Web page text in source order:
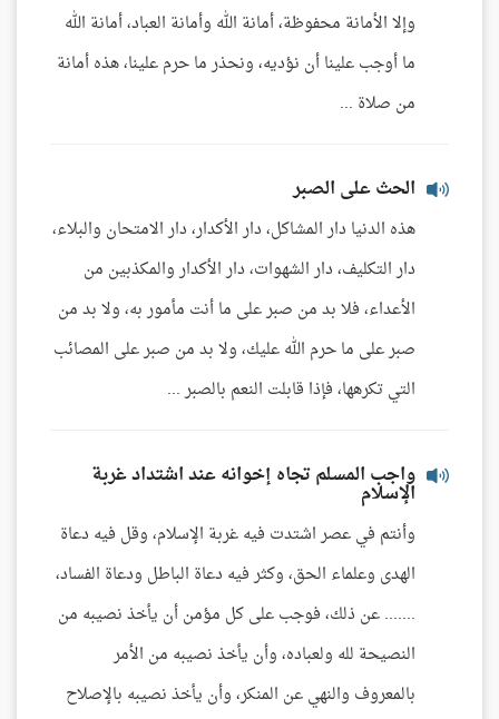
وإلا الأمانة محفوظة، أمانة الله وأمانة العباد، أمانة الله
ما أوجب علينا أن نؤديه، ونحذر ما حرم علينا، هذه أمانة
من صلاة ...
الحث على الصبر
هذه الدنيا دار المشاكل، دار الأكدار، دار الامتحان والبلاء،
دار التكليف، دار الشهوات، دار الأكدار والمكذبين من
الأعداء، فلا بد من صبر على ما أنت مأمور به، ولا بد من
صبر على ما حرم الله عليك، ولا بد من صبر على المصائب
التي تكرهها، فإذا قابلت النعم بالصبر ...
واجب المسلم تجاه إخوانه عند اشتداد غربة
الإسلام
وأنتم في عصر اشتدت فيه غربة الإسلام، وقل فيه دعاة
الهدى وعلماء الحق، وكثر فيه دعاة الباطل ودعاة الفساد،
....... عن ذلك، فوجب على كل مؤمن أن يأخذ نصيبه من
النصيحة لله ولعباده، وأن يأخذ نصيبه من الأمر
بالمعروف والنهي عن المنكر، وأن يأخذ نصيبه بالإصلاح